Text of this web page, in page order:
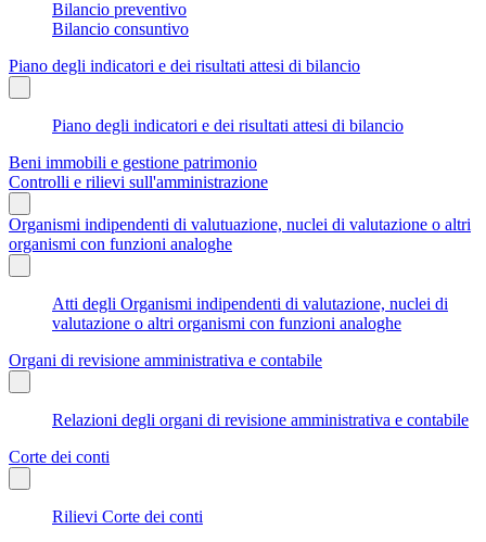
Bilancio preventivo
Bilancio consuntivo
Piano degli indicatori e dei risultati attesi di bilancio
Piano degli indicatori e dei risultati attesi di bilancio
Beni immobili e gestione patrimonio
Controlli e rilievi sull'amministrazione
Organismi indipendenti di valutuazione, nuclei di valutazione o altri
organismi con funzioni analoghe
Atti degli Organismi indipendenti di valutazione, nuclei di
valutazione o altri organismi con funzioni analoghe
Organi di revisione amministrativa e contabile
Relazioni degli organi di revisione amministrativa e contabile
Corte dei conti
Rilievi Corte dei conti